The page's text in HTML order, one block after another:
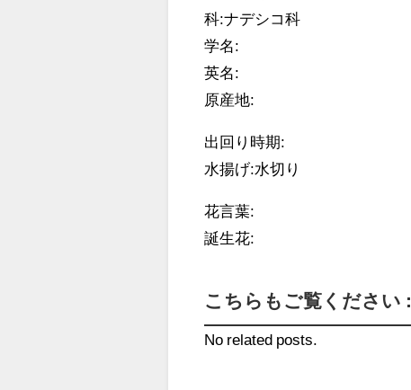
科:ナデシコ科
学名:
英名:
原産地:
出回り時期:
水揚げ:水切り
花言葉:
誕生花:
こちらもご覧ください :
No related posts.